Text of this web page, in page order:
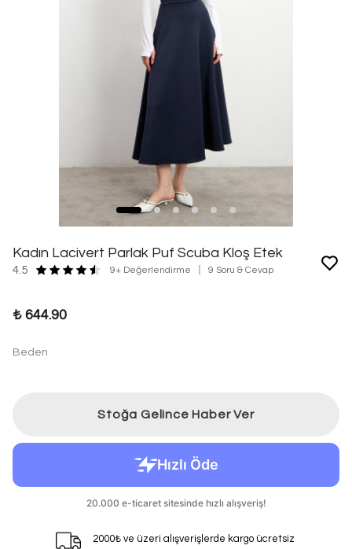
Kadın Lacivert Parlak Puf Scuba Kloş Etek
4.5 9+ Değerlendirme 9 Soru & Cevap
₺ 644.90
Beden
Stoğa Gelince Haber Ver
2000₺ ve üzeri alışverişlerde kargo ücretsiz